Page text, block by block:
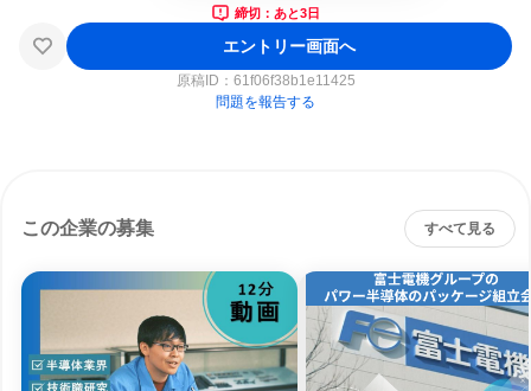
締切：あと3日
エントリー画面へ
原稿ID： 61f06f38b1e11425
問題を報告する
この企業の募集 すべて見る